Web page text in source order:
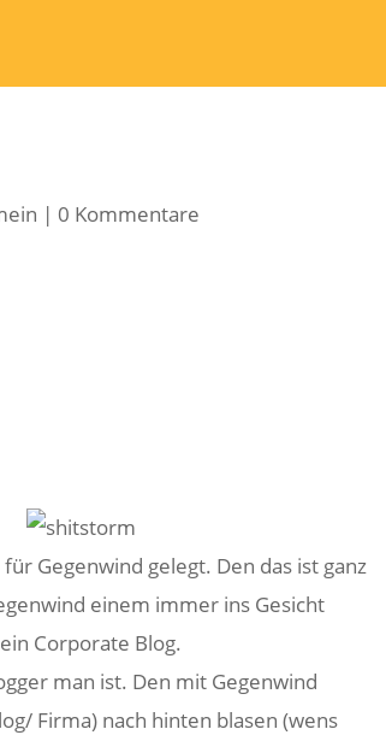
| 0 Kommentare
Gegenwind gelegt. Den das ist ganz
einem immer ins Gesicht
Corporate Blog.
man ist. Den mit Gegenwind
Firma) nach hinten blasen (wens